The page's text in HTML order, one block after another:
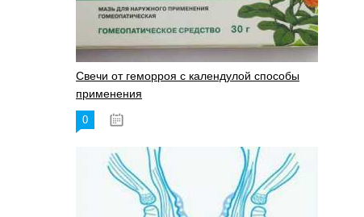
Свечи от геморроя с календулой способы
применения
0